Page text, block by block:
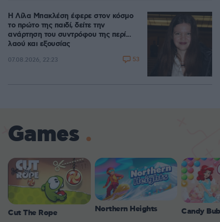
Η Λίλα Μπακλέση έφερε στον κόσμο
το πρώτο της παιδί, δείτε την
ανάρτηση του συντρόφου της περί...
λαού και εξουσίας
07.08.2026, 22:23 53
Games
Cut The Rope Northern Heights Candy